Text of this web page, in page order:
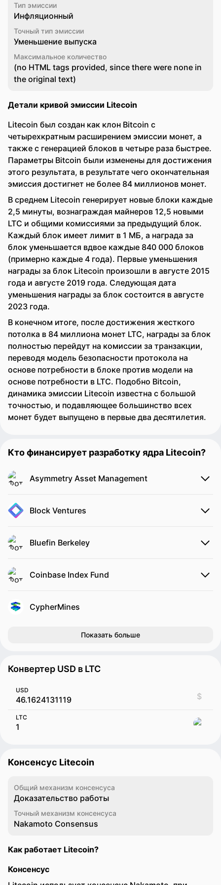
Тип эмиссии
Инфляционный
Точный тип эмиссии
Уменьшение выпуска
Максимальное количество
(no HTML tags provided, since there were none in
the original text)
Детали кривой эмиссии Litecoin
Litecoin был создан как клон Bitcoin с
четырехкратным расширением эмиссии монет, а
также с генерацией блоков в четыре раза быстрее.
Параметры Bitcoin были изменены для достижения
этого результата, в результате чего окончательная
эмиссия достигнет не более 84 миллионов монет.
В среднем Litecoin генерирует новые блоки каждые
2,5 минуты, вознаграждая майнеров 12,5 новыми
LTC и общими комиссиями за предыдущий блок.
Каждый блок имеет лимит в 1 МБ, а награда за
блок уменьшается вдвое каждые 840 000 блоков
(примерно каждые 4 года). Первые уменьшения
награды за блок Litecoin произошли в августе 2015
года и августе 2019 года. Следующая дата
уменьшения награды за блок состоится в августе
2023 года.
В конечном итоге, после достижения жесткого
потолка в 84 миллиона монет LTC, награды за блок
полностью перейдут на комиссии за транзакции,
переводя модель безопасности протокола на
основе потребности в блоке против модели на
основе потребности в LTC. Подобно Bitcoin,
динамика эмиссии Litecoin известна с большой
точностью, и подавляющее большинство всех
монет будет выпущено в первые два десятилетия.
Кто финансирует разработку ядра Litecoin?
Asymmetry Asset Management
Block Ventures
Bluefin Berkeley
Coinbase Index Fund
CypherMines
Показать больше
Конвертер USD в LTC
USD
$
LTC
Консенсус Litecoin
Общий механизм консенсуса
Доказательство работы
Точный механизм консенсуса
Nakamoto Сonsensus
Как работает Litecoin?
Консенсус